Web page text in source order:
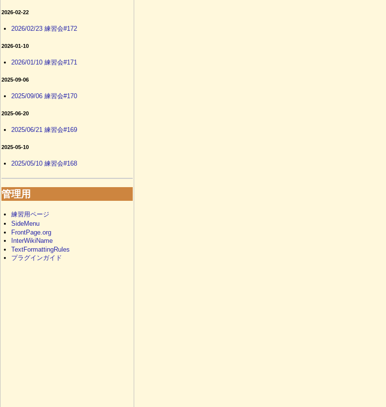
2026-02-22
2026/02/23 練習会#172
2026-01-10
2026/01/10 練習会#171
2025-09-06
2025/09/06 練習会#170
2025-06-20
2025/06/21 練習会#169
2025-05-10
2025/05/10 練習会#168
管理用
練習用ページ
SideMenu
FrontPage.org
InterWikiName
TextFormattingRules
プラグインガイド